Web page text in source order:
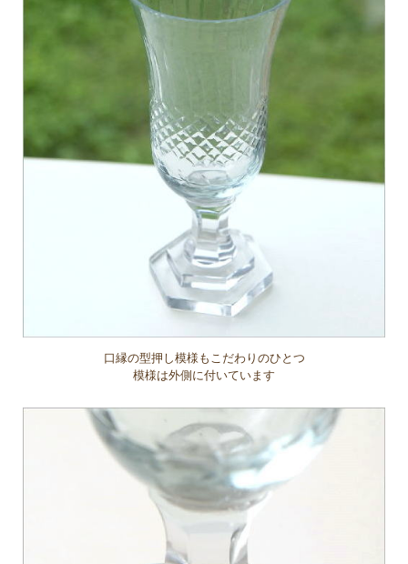
口縁の型押し模様もこだわりのひとつ
模様は外側に付いています